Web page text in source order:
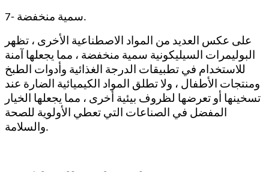
7- سمية منخفضة.
على عكس العديد من المواد الاصطناعية الأخرى ، تظهر
البوليمرات السيليكونية سمية منخفضة ، مما يجعلها آمنة
للاستخدام في تطبيقات الدرجة الغذائية وأدوات الطبخ
ومنتجات الأطفال ، ولا تطلق المواد الكيميائية الضارة عند
تسخينها أو تعرضها لظروف بيئية أخرى ، مما يجعلها الخيار
المفضل في الصناعات التي تعطي الأولوية للصحة
والسلامة.